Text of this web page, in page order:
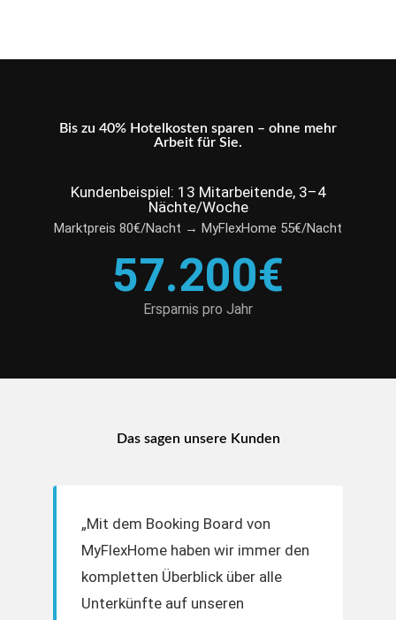
Bis zu 40% Hotelkosten sparen – ohne mehr
Arbeit für Sie.
Kundenbeispiel: 13 Mitarbeitende, 3–4
Nächte/Woche
Marktpreis 80€/Nacht → MyFlexHome 55€/Nacht
57.200€
Ersparnis pro Jahr
Das sagen unsere Kunden
„Mit dem Booking Board von
MyFlexHome haben wir immer den
kompletten Überblick über alle
Unterkünfte auf unseren